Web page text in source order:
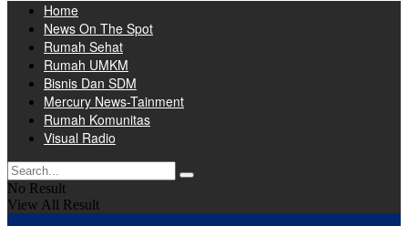
Home
News On The Spot
Rumah Sehat
Rumah UMKM
Bisnis Dan SDM
Mercury News-Tainment
Rumah Komunitas
Visual Radio
No Result
View All Result